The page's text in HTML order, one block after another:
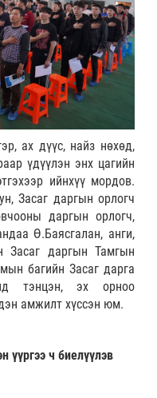
ах дүүс, найз нөхөд,
үдүүлэн энх цагийн
ийнхүү мордов.
Засаг даргын орлогч
даргын орлогч,
Ө.Баясгалан, анги,
Засаг даргын Тамгын
багийн Засаг дарга
тэнцэн, эх орноо
амжилт хүссэн юм.
үүргээ ч биелүүлэв